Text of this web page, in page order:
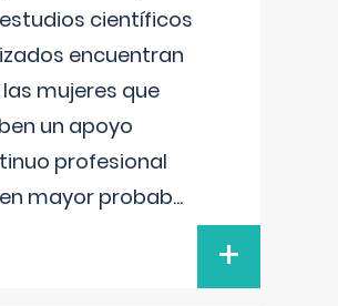
científicos
encuentran
mujeres que
un apoyo
profesional
mayor probab...
+